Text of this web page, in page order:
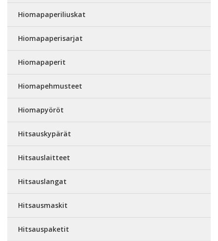
Hiomapaperiliuskat
Hiomapaperisarjat
Hiomapaperit
Hiomapehmusteet
Hiomapyöröt
Hitsauskypärät
Hitsauslaitteet
Hitsauslangat
Hitsausmaskit
Hitsauspaketit